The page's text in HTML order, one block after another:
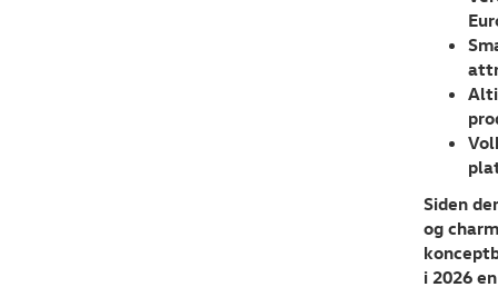
Siden
og
i 2026